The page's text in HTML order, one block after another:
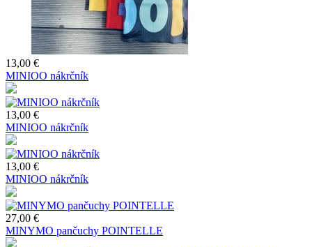
13,00 €
MINIOO nákrčník
13,00 €
MINIOO nákrčník
13,00 €
MINIOO nákrčník
27,00 €
MINYMO pančuchy POINTELLE